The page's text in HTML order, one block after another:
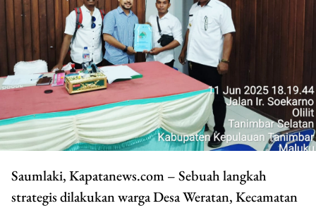
Saumlaki, Kapatanews.com – Sebuah langkah
strategis dilakukan warga Desa Weratan, Kecamatan